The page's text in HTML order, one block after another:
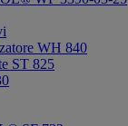
WH 840
ST 825